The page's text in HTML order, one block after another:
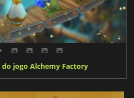
jogo Alchemy Factory